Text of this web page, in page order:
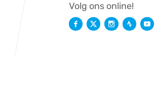
Volg ons online!